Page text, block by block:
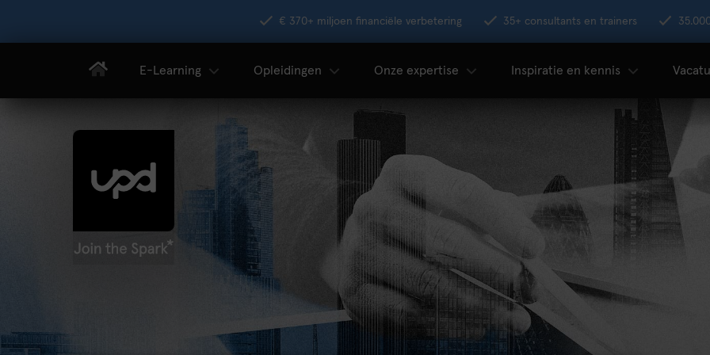
€ 370+ miljoen financiële verbetering 35+ consultants en trainers
E-Learning Opleidingen Onze expertise Inspiratie en kennis